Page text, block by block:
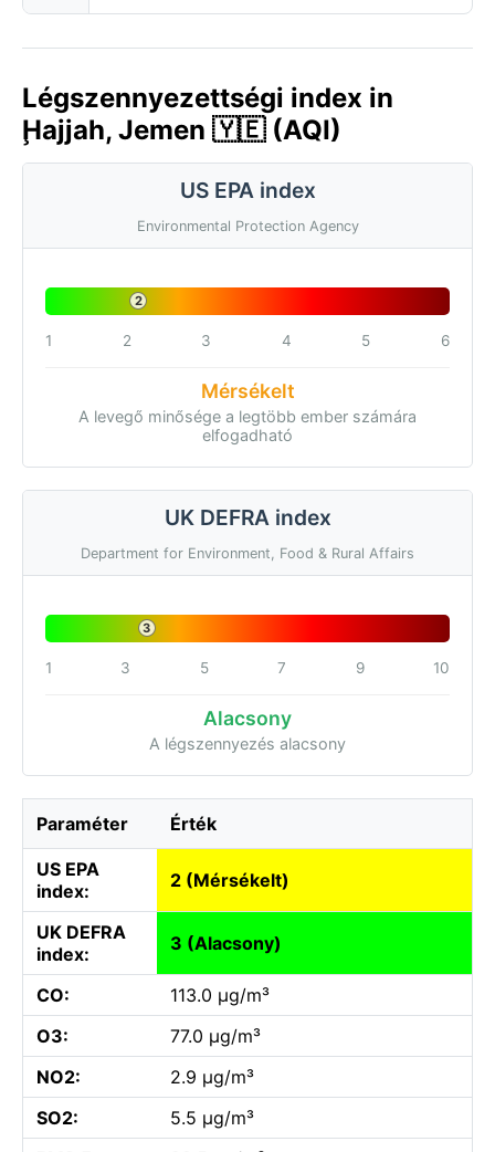
Légszennyezettségi index in
Ḩajjah, Jemen 🇾🇪 (AQI)
US EPA index
Environmental Protection Agency
2
1 2 3 4 5 6
Mérsékelt
A levegő minősége a legtöbb ember számára
elfogadható
UK DEFRA index
Department for Environment, Food & Rural Affairs
3
1 3 5 7 9 10
Alacsony
A légszennyezés alacsony
Paraméter Érték
US EPA
index:
2 (Mérsékelt)
UK DEFRA
index:
3 (Alacsony)
CO:
113.0 µg/m³
O3:
77.0 µg/m³
NO2:
2.9 µg/m³
SO2:
5.5 µg/m³